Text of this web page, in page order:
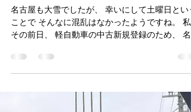
Jun 29, 2025
4 min read